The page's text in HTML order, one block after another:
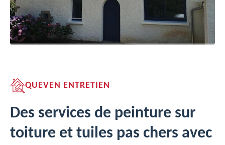
QUEVEN ENTRETIEN
Des services de peinture sur
toiture et tuiles pas chers avec